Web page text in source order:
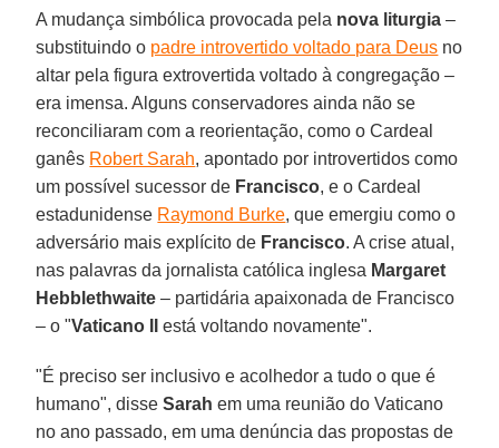
A mudança simbólica provocada pela nova liturgia –
substituindo o padre introvertido voltado para Deus no
altar pela figura extrovertida voltado à congregação –
era imensa. Alguns conservadores ainda não se
reconciliaram com a reorientação, como o Cardeal
ganês Robert Sarah, apontado por introvertidos como
um possível sucessor de Francisco, e o Cardeal
estadunidense Raymond Burke, que emergiu como o
adversário mais explícito de Francisco. A crise atual,
nas palavras da jornalista católica inglesa Margaret
Hebblethwaite – partidária apaixonada de Francisco
– o "Vaticano II está voltando novamente".
"É preciso ser inclusivo e acolhedor a tudo o que é
humano", disseSarah em uma reunião do Vaticano
no ano passado, em uma denúncia das propostas de